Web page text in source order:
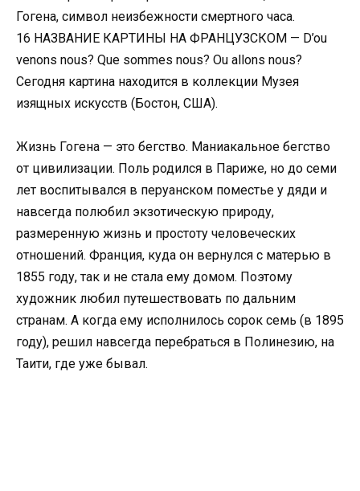
Гогена, символ неизбежности смертного часа.
16 НАЗВАНИЕ КАРТИНЫ НА ФРАНЦУЗСКОМ — D’ou
venons nous? Que sommes nous? Ou allons nous?
Сегодня картина находится в коллекции Музея
изящных искусств (Бостон, США).
Жизнь Гогена — это бегство. Маниакальное бегство
от цивилизации. Поль родился в Париже, но до семи
лет воспитывался в перуанском поместье у дяди и
навсегда полюбил экзотическую природу,
размеренную жизнь и простоту человеческих
отношений. Франция, куда он вернулся с матерью в
1855 году, так и не стала ему домом. Поэтому
художник любил путешествовать по дальним
странам. А когда ему исполнилось сорок семь (в 1895
году), решил навсегда перебраться в Полинезию, на
Таити, где уже бывал.